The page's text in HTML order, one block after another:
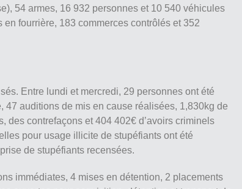
54 armes, 16 932 personnes et 10 540 véhicules
fourrière, 183 commerces contrôlés et 352
Entre lundi et mercredi, 29 personnes ont été
47 auditions de mis en cause réalisées, 1,830kg de
des contrefaçons et 404 402€ d’avoirs criminels
pour usage illicite de stupéfiants ont été
de stupéfiants recensées.
immédiates, 4 mises en détention, 2 placements